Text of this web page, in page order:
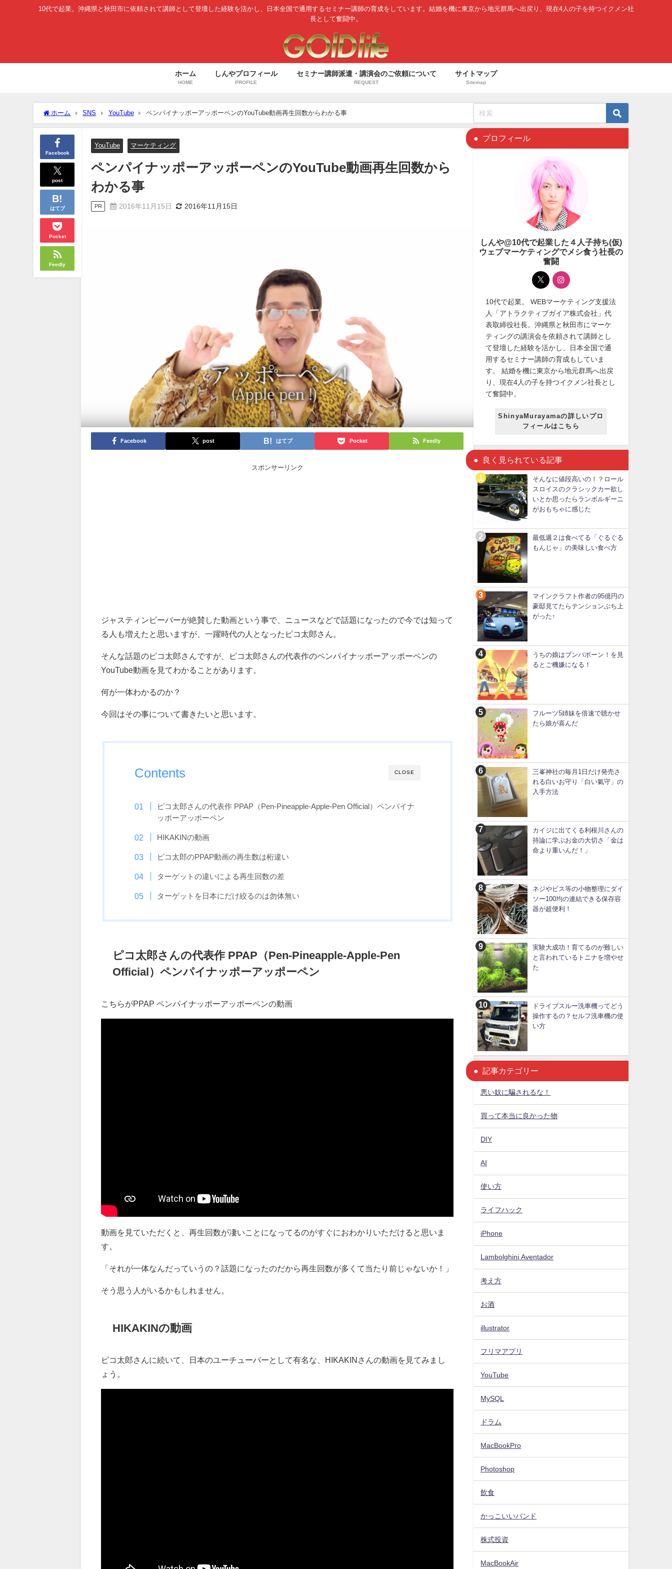
10代で起業。沖縄県と秋田市に依頼されて講師として登壇した経験を活かし、日本全国で通用するセミナー講師の育成をしています。結婚を機に東京から地元群馬へ出戻り、現在4人の子を持つイクメン社
長として奮闘中。
ホーム
HOME
しんやプロフィール
PROFILE
セミナー講師派遣・講演会のご依頼について
REQUEST
サイトマップ
Sitemap
ホーム SNS YouTube ペンパイナッポーアッポーペンのYouTube動画再生回数からわかる事
Facebook
post
はてブ
Pocket
Feedly
YouTube マーケティング
ペンパイナッポーアッポーペンのYouTube動画再生回数から
わかる事
PR 2016年11月15日 2016年11月15日
Facebook post はてブ Pocket Feedly
スポンサーリンク
ジャスティンビーバーが絶賛した動画という事で、ニュースなどで話題になったので今では知って
る人も増えたと思いますが、一躍時代の人となったピコ太郎さん。
そんな話題のピコ太郎さんですが、ピコ太郎さんの代表作のペンパイナッポーアッポーペンの
YouTube動画を見てわかることがあります。
何が一体わかるのか？
今回はその事について書きたいと思います。
CLOSE
Contents
ピコ太郎さんの代表作 PPAP（Pen-Pineapple-Apple-Pen Official）ペンパイナ
ッポーアッポーペン
HIKAKINの動画
ピコ太郎のPPAP動画の再生数は桁違い
ターゲットの違いによる再生回数の差
ターゲットを日本にだけ絞るのは勿体無い
ピコ太郎さんの代表作 PPAP（Pen-Pineapple-Apple-Pen
Official）ペンパイナッポーアッポーペン
こちらがPPAP ペンパイナッポーアッポーペンの動画
動画を見ていただくと、再生回数が凄いことになってるのがすぐにおわかりいただけると思いま
す。
「それが一体なんだっていうの？話題になったのだから再生回数が多くて当たり前じゃないか！」
そう思う人がいるかもしれません。
HIKAKINの動画
ピコ太郎さんに続いて、日本のユーチューバーとして有名な、HIKAKINさんの動画を見てみまし
ょう。
プロフィール
しんや@10代で起業した４人子持ち(仮)
ウェブマーケティングでメシ食う社長の
奮闘
10代で起業。 WEBマーケティング支援法
人「アトラクティブガイア株式会社」代
表取締役社長。沖縄県と秋田市にマーケ
ティングの講演会を依頼されて講師とし
て登壇した経験を活かし、日本全国で通
用するセミナー講師の育成もしていま
す。 結婚を機に東京から地元群馬へ出戻
り、現在4人の子を持つイクメン社長とし
て奮闘中。
ShinyaMurayamaの詳しいプロ
フィールはこちら
良く見られている記事
そんなに値段高いの！？ロール
スロイスのクラシックカー欲し
いとか思ったらランボルギーニ
がおもちゃに感じた
最低週２は食べてる「ぐるぐる
もんじゃ」の美味しい食べ方
マインクラフト作者の95億円の
豪邸見てたらテンションぶち上
がった↑
うちの娘はブンバボーン！を見
るとご機嫌になる！
フルーツ5姉妹を倍速で聴かせ
たら娘が喜んだ
三峯神社の毎月1日だけ発売さ
れる白いお守り「白い氣守」の
入手方法
カイジに出てくる利根川さんの
持論に学ぶお金の大切さ「金は
命より重いんだ！」
ネジやビス等の小物整理にダイ
ソー100均の連結できる保存容
器が超便利！
実験大成功！育てるのが難しい
と言われているトニナを増やせ
た
ドライブスルー洗車機ってどう
操作するの？セルフ洗車機の使
い方
記事カテゴリー
悪い奴に騙されるな！
買って本当に良かった物
DIY
AI
使い方
ライフハック
iPhone
Lambolghini Aventador
考え方
お酒
illustrator
フリマアプリ
YouTube
MySQL
ドラム
MacBookPro
Photoshop
飲食
かっこいいバンド
株式投資
MacBookAir